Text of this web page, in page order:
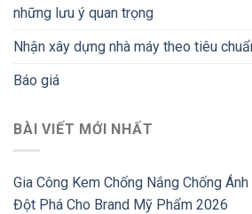
những lưu ý quan trọng
Nhận xây dựng nhà máy theo tiêu
Báo giá
BÀI VIẾT MỚI NHẤT
Gia Công Kem Chống Nắng Chống
Đột Phá Cho Brand Mỹ Phẩm 2026